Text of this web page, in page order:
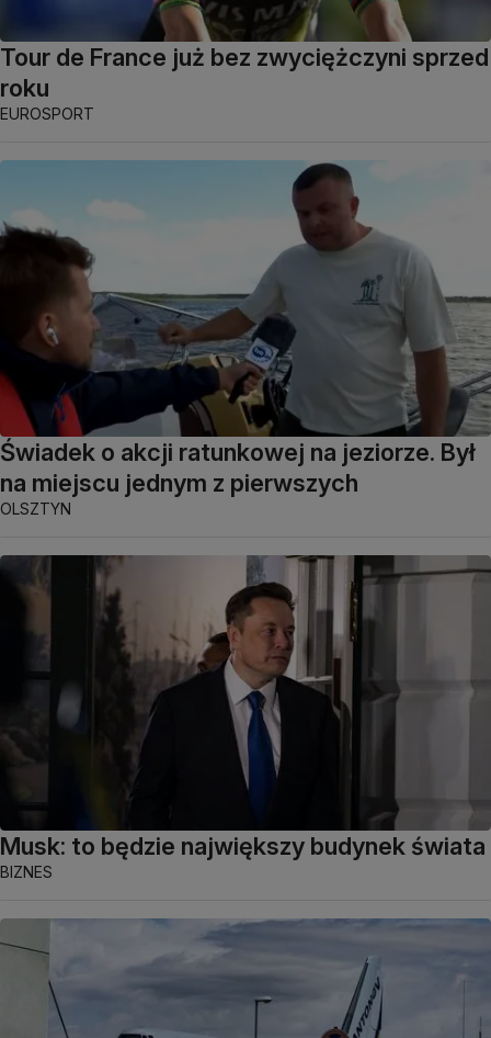
Tour de France już bez zwyciężczyni sprzed
roku
EUROSPORT
Świadek o akcji ratunkowej na jeziorze. Był
na miejscu jednym z pierwszych
OLSZTYN
Musk: to będzie największy budynek świata
BIZNES